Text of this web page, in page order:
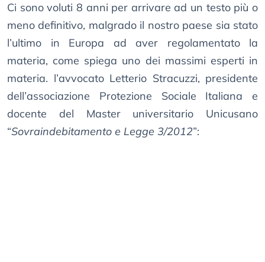
Ci sono voluti 8 anni per arrivare ad un testo più o
meno definitivo, malgrado il nostro paese sia stato
l’ultimo in Europa ad aver regolamentato la
materia, come spiega uno dei massimi esperti in
materia. l’avvocato Letterio Stracuzzi, presidente
dell’associazione Protezione Sociale Italiana e
docente del Master universitario Unicusano
“Sovraindebitamento e Legge 3/2012”: